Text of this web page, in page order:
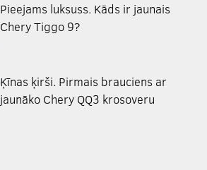
Pieejams luksuss. Kāds ir jaunais
Chery Tiggo 9?
Ķīnas ķirši. Pirmais brauciens ar
jaunāko Chery QQ3 krosoveru